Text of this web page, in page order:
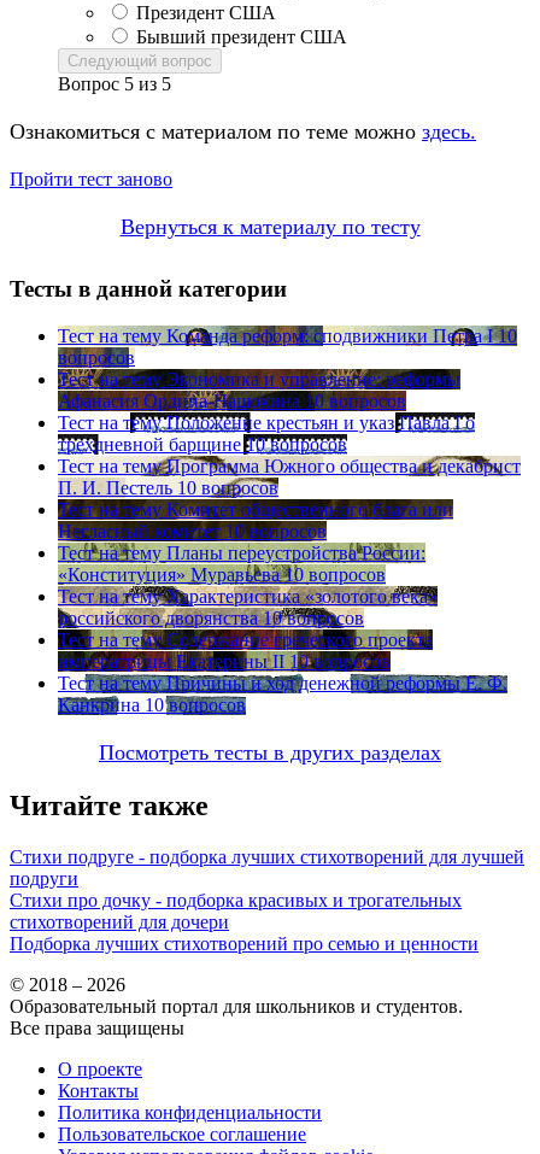
Президент США
Бывший президент США
Следующий вопрос
Вопрос 5 из 5
Ознакомиться с материалом по теме можно здесь.
Пройти тест заново
Вернуться к материалу по тесту
Тесты в данной категории
Тест на тему Команда реформ: сподвижники Петра I 10
вопросов
Тест на тему Экономика и управление: реформы
Афанасия Ордина-Нащокина 10 вопросов
Тест на тему Положение крестьян и указ Павла I о
трехдневной барщине 10 вопросов
Тест на тему Программа Южного общества и декабрист
П. И. Пестель 10 вопросов
Тест на тему Комитет общественного блага или
Негласный комитет 10 вопросов
Тест на тему Планы переустройства России:
«Конституция» Муравьева 10 вопросов
Тест на тему Характеристика «золотого века»
российского дворянства 10 вопросов
Тест на тему Содержание греческого проекта
императрицы Екатерины II 10 вопросов
Тест на тему Причины и ход денежной реформы Е. Ф.
Канкрина 10 вопросов
Посмотреть тесты в других разделах
Читайте также
Стихи подруге - подборка лучших стихотворений для лучшей
подруги
Стихи про дочку - подборка красивых и трогательных
стихотворений для дочери
Подборка лучших стихотворений про семью и ценности
© 2018 – 2026
Образовательный портал для школьников и студентов.
Все права защищены
О проекте
Контакты
Политика конфиденциальности
Пользовательское соглашение